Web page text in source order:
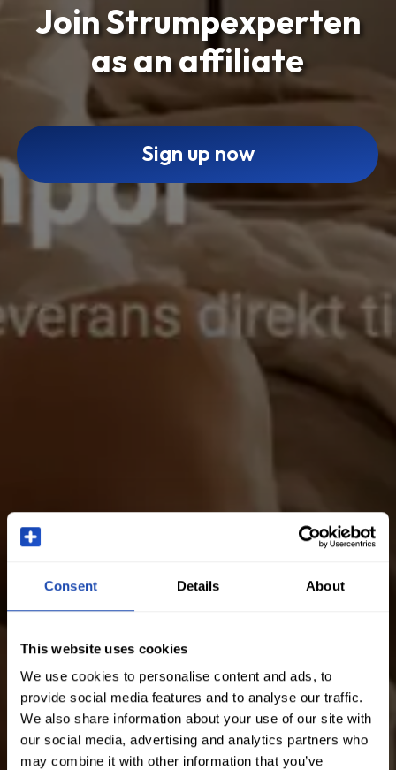
Consent Details About
This website uses cookies
We use cookies to personalise content and ads, to
provide social media features and to analyse our traffic.
We also share information about your use of our site with
our social media, advertising and analytics partners who
may combine it with other information that you’ve
Join Strumpexperten
as an affiliate
Sign up now